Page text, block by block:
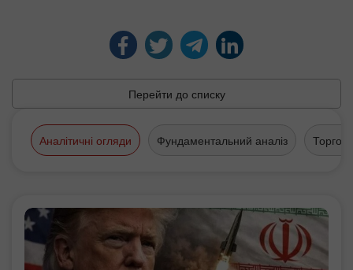
Перейти до списку
Аналітичні огляди Фундаментальний аналіз